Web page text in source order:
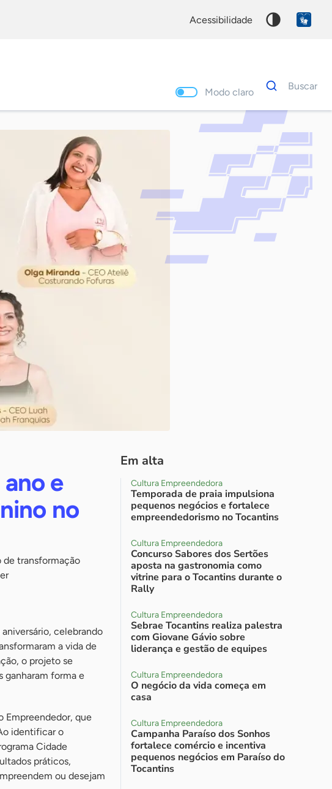
acessibilidade
Modo claro
Dados
para
Buscar
Palavra
chave
e
no
de transformação
celebrando
a vida de
o projeto se
ganharam forma e
Empreendedor, que
identificar o
Cidade
práticos,
ou desejam
Em alta
Cultura Empreendedora
Temporada de praia impulsiona
pequenos negócios e fortalece
empreendedorismo no Tocantins
Cultura Empreendedora
Concurso Sabores dos Sertões
aposta na gastronomia como
vitrine para o Tocantins durante o
Rally
Cultura Empreendedora
Sebrae Tocantins realiza palestra
com Giovane Gávio sobre
liderança e gestão de equipes
Cultura Empreendedora
O negócio da vida começa em
casa
Cultura Empreendedora
Campanha Paraíso dos Sonhos
fortalece comércio e incentiva
pequenos negócios em Paraíso do
Tocantins